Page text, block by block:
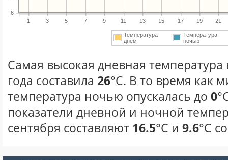
1 3 5 7 9 11 13 15 17 19 21
-6
Температура
днем
Температура
ночью
Самая высокая дневная температура
года составила 26°С. В то время как
температура ночью опускалась до 0
показатели дневной и ночной
сентября составляют 16.5°С и 9.6°С